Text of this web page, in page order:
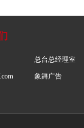
总台总经理室
象舞广告